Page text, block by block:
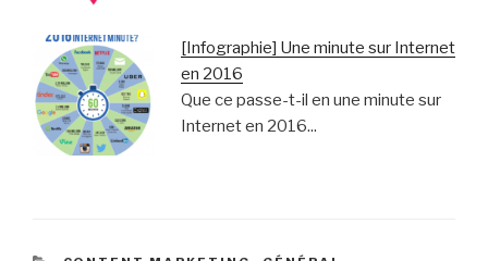
[Infographie] Une minute sur Internet
en 2016
Que ce passe-t-il en une minute sur
Internet en 2016...